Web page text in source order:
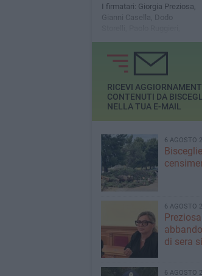
I firmatari: Giorgia Preziosa,
Gianni Casella, Dodo
RICEVI
CONTENUTI DA
NELLA TUA E-MAIL
6 AGOSTO
6 AGOSTO
di sera
6 AGOSTO